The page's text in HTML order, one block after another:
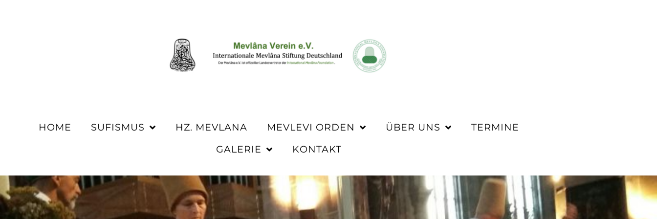
HOME SUFISMUS HZ. MEVLANA MEVLEVI ORDEN ÜBER UNS
TERMINE
GALERIE
KONTAKT